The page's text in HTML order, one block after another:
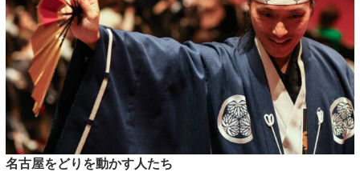
名古屋をどりを動かす人たち